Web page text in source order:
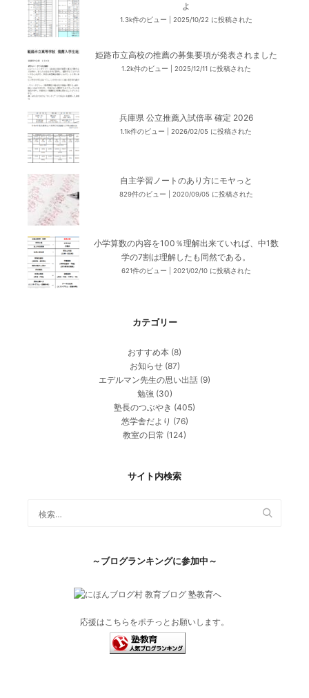
よ
1.3k件のビュー 2025/10/22 に投稿された
姫路市立高校の推薦の募集要項が発表されました
1.2k件のビュー 2025/12/11 に投稿された
兵庫県 公立推薦入試倍率 確定 2026
1.1k件のビュー 2026/02/05 に投稿された
自主学習ノートのあり方にモヤっと
829件のビュー 2020/09/05 に投稿された
小学算数の内容を100％理解出来ていれば、中1数
学の7割は理解したも同然である。
621件のビュー 2021/02/10 に投稿された
カテゴリー
おすすめ本 (8)
お知らせ(87)
エデルマン先生の思い出話 (9)
勉強 (30)
塾長のつぶやき (405)
悠学舎だより (76)
教室の日常 (124)
サイト内検索
～ブログランキングに参加中～
応援はこちらをポチっとお願いします。